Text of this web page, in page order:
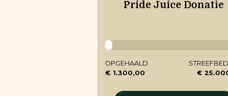
Pride Juice Donatie
OPGEHAALD
€ 1.300,00
€